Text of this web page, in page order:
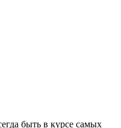
быть в курсе самых